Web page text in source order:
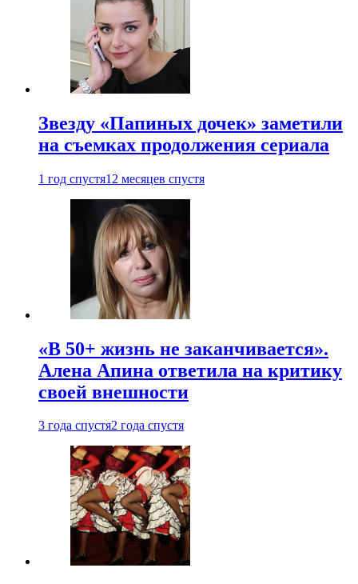
Звезду «Папиных дочек» заметили
на съемках продолжения сериала
1 год спустя12 месяцев спустя
«В 50+ жизнь не заканчивается».
Алена Апина ответила на критику
своей внешности
3 года спустя2 года спустя